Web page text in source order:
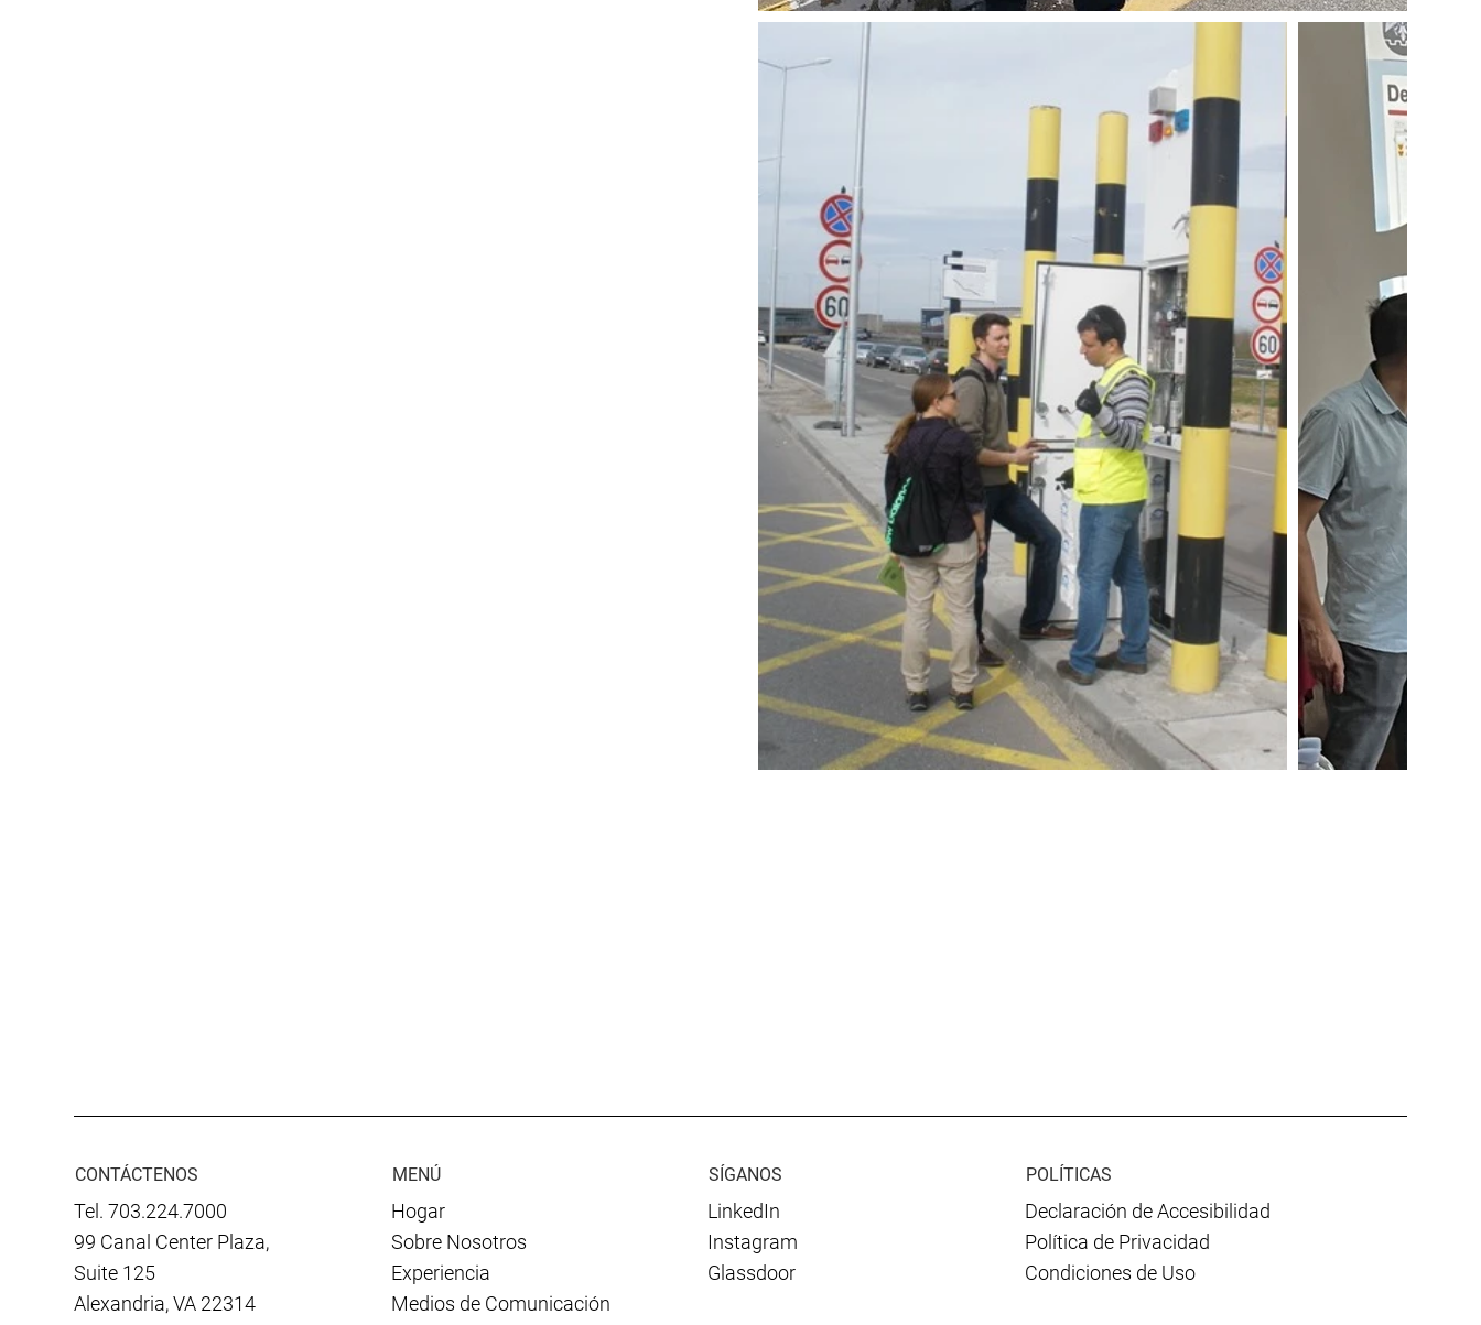
CONTÁCTENOS
Tel. 703.224.7000
99 Canal Center Plaza,
Suite 125
Alexandria, VA 22314
MENÚ
Hogar
Sobre Nosotros
Experiencia
Medios de Comunicación
SÍGANOS
LinkedIn
Instagram
Glassdoor
POLÍTICAS
Declaración de Accesibilidad
Política de Privacidad
Condiciones de Uso